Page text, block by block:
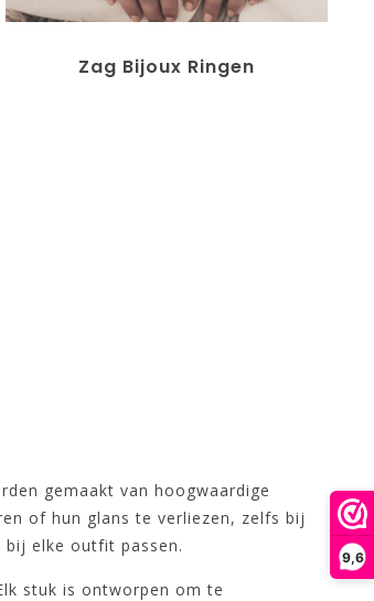
9,6
Zag Bijoux Ringen
gemaakt van hoogwaardige
of hun glans te verliezen, zelfs bij
bij elke outfit passen.
stuk is ontworpen om te